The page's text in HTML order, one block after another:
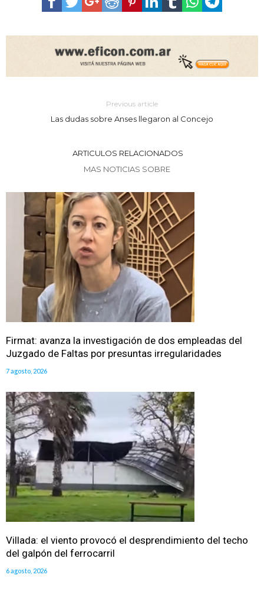
Previous article
Las dudas sobre Anses llegaron al Concejo
ARTICULOS RELACIONADOS
MAS NOTICIAS SOBRE
Firmat: avanza la investigación de dos empleadas del
Juzgado de Faltas por presuntas irregularidades
7 agosto, 2026
Villada: el viento provocó el desprendimiento del techo
del galpón del ferrocarril
6 agosto, 2026